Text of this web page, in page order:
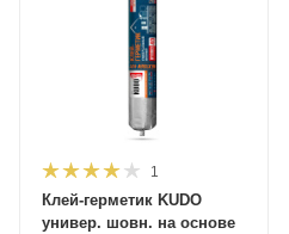
1
Клей-герметик KUDO
универ. шовн. на основе